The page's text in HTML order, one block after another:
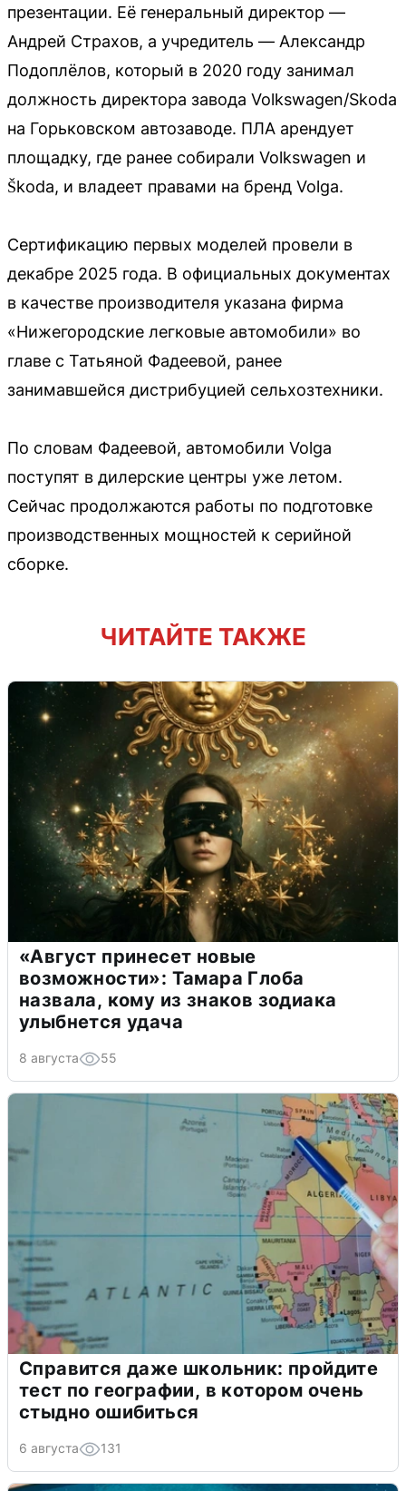
презентации. Её генеральный директор —
Андрей Страхов, а учредитель — Александр
Подоплёлов, который в 2020 году занимал
должность директора завода Volkswagen/Skoda
на Горьковском автозаводе. ПЛА арендует
площадку, где ранее собирали Volkswagen и
Škoda, и владеет правами на бренд Volga.
Сертификацию первых моделей провели в
декабре 2025 года. В официальных документах
в качестве производителя указана фирма
«Нижегородские легковые автомобили» во
главе с Татьяной Фадеевой, ранее
занимавшейся дистрибуцией сельхозтехники.
По словам Фадеевой, автомобили Volga
поступят в дилерские центры уже летом.
Сейчас продолжаются работы по подготовке
производственных мощностей к серийной
сборке.
ЧИТАЙТЕ ТАКЖЕ
«Август принесет новые
возможности»: Тамара Глоба
назвала, кому из знаков зодиака
улыбнется удача
8 августа 55
Справится даже школьник: пройдите
тест по географии, в котором очень
стыдно ошибиться
6 августа 131